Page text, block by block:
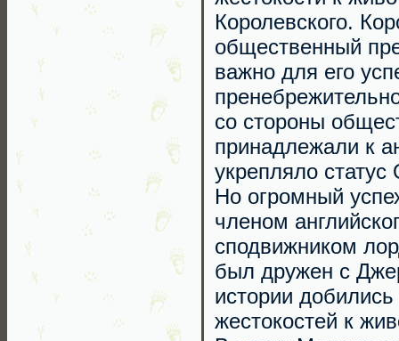
Королевского.
общественный
важно для его
со стороны
принадлежали к
укрепляло
Но огромный
членом
сподвижником
был дружен с
истории добились
жестокостей к